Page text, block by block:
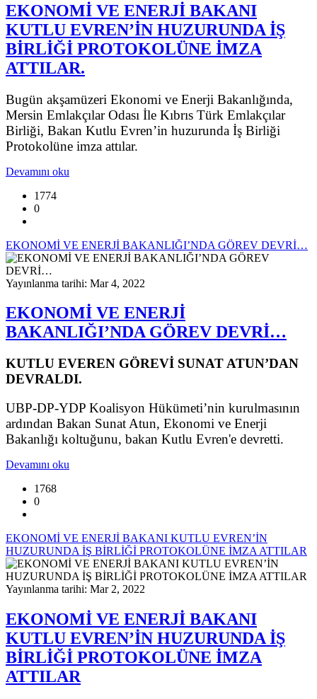
EKONOMİ VE ENERJİ BAKANI
KUTLU EVREN’İN HUZURUNDA İŞ
BİRLİĞİ PROTOKOLÜNE İMZA
ATTILAR.
Bugün akşamüzeri Ekonomi ve Enerji Bakanlığında,
Mersin Emlakçılar Odası İle Kıbrıs Türk Emlakçılar
Birliği, Bakan Kutlu Evren’in huzurunda İş Birliği
Protokolüne imza attılar.
Devamını oku
1774
0
EKONOMİ VE ENERJİ BAKANLIĞI’NDA GÖREV DEVRİ…
Yayınlanma tarihi: Mar 4, 2022
EKONOMİ VE ENERJİ
BAKANLIĞI’NDA GÖREV DEVRİ…
KUTLU EVEREN GÖREVİ SUNAT ATUN’DAN
DEVRALDI.
UBP-DP-YDP Koalisyon Hükümeti’nin kurulmasının
ardından Bakan Sunat Atun, Ekonomi ve Enerji
Bakanlığı koltuğunu, bakan Kutlu Evren'e devretti.
Devamını oku
1768
0
EKONOMİ VE ENERJİ BAKANI KUTLU EVREN’İN
HUZURUNDA İŞ BİRLİĞİ PROTOKOLÜNE İMZA ATTILAR
Yayınlanma tarihi: Mar 2, 2022
EKONOMİ VE ENERJİ BAKANI
KUTLU EVREN’İN HUZURUNDA İŞ
BİRLİĞİ PROTOKOLÜNE İMZA
ATTILAR